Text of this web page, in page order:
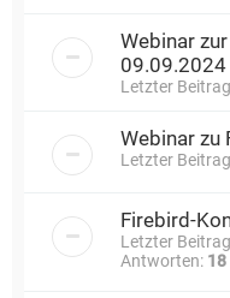
Webinar
09.09.2024
Letzter
Webinar zu
Letzter
Firebird-
Letzter
Antworten: 18